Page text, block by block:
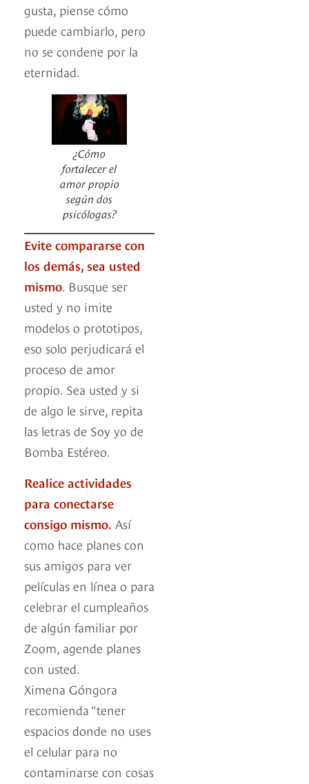
gusta, piense cómo
puede cambiarlo, pero
no se condene por la
eternidad.
¿Cómo
fortalecer el
amor propio
según dos
psicólogas?
Evite compararse con
los demás, sea usted
mismo. Busque ser
usted y no imite
modelos o prototipos,
eso solo perjudicará el
proceso de amor
propio. Sea usted y si
de algo le sirve, repita
las letras de Soy yo de
Bomba Estéreo.
Realice actividades
para conectarse
consigo mismo. Así
como hace planes con
sus amigos para ver
películas en línea o para
celebrar el cumpleaños
de algún familiar por
Zoom, agende planes
con usted.
Ximena Góngora
recomienda “tener
espacios donde no uses
el celular para no
contaminarse con cosas